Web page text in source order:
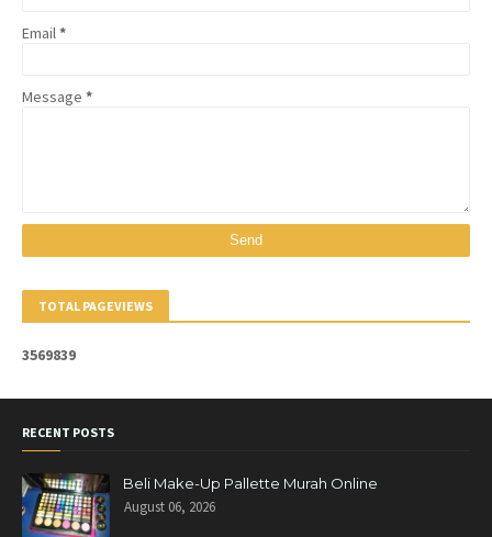
Email*
Message *
TOTAL PAGEVIEWS
3569839
RECENT POSTS
Beli Make-Up Pallette Murah Online
August 06, 2026